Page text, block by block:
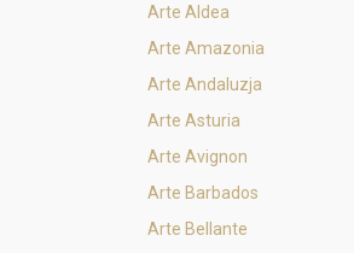
Arte Aldea
Arte Amazonia
Arte Andaluzja
Arte Asturia
Arte Avignon
Arte Barbados
Arte Bellante